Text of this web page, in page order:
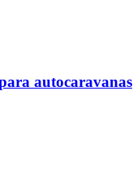
autocaravanas